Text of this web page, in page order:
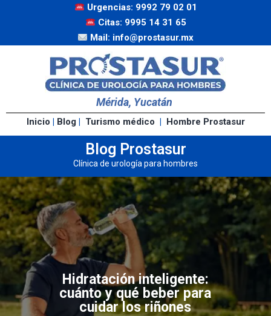
Urgencias: 9992 79 02 01
Citas: 9995 14 31 65
Mail: info@prostasur.mx
Mérida, Yucatán
Inicio | Blog| Turismo médico | Hombre Prostasur
Blog Prostasur
Clínica de urología para hombres
Hidratación inteligente:
cuánto y qué beber para
cuidar los riñones